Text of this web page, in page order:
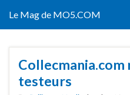
Le Mag de MO5.COM
Collecmania.com
testeurs